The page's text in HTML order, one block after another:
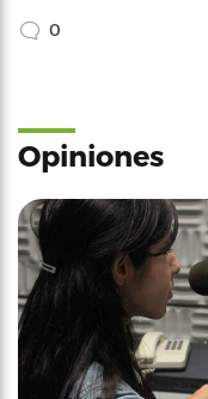
0
Opiniones